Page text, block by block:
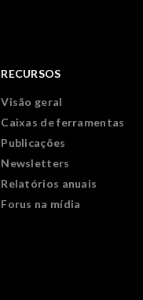
RECURSOS
Visão geral
Caixas de ferramentas
Publicações
Newsletters
Relatórios anuais
Forus na mídia